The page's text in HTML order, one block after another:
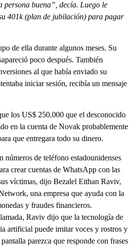
persona buena”, decía. Luego le
401k (plan de jubilación) para pagar
de ella durante algunos meses. Su
poco después. También
al que había enviado su
iniciar sesión, recibía un mensaje
los US$ 250.000 que el desconocido
en la cuenta de Novak probablemente
que entregara todo su dinero.
números de teléfono estadounidenses
crear cuentas de WhatsApp con las
víctimas, dijo Bezalel Eithan Raviv,
una empresa que ayuda con la
y fraudes financieros.
Raviv dijo que la tecnología de
artificial puede imitar voces y rostros y
parezca que responde con frases